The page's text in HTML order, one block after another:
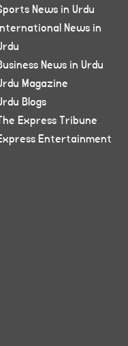
News in Urdu
News in
News in Urdu
Magazine
Blogs
Express Tribune
Entertainment